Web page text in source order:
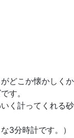
どこか懐かしく
す。
く計ってくれる
3分時計です。）